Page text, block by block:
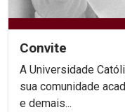
Convite
A Universidade
sua comunidade
e demais...